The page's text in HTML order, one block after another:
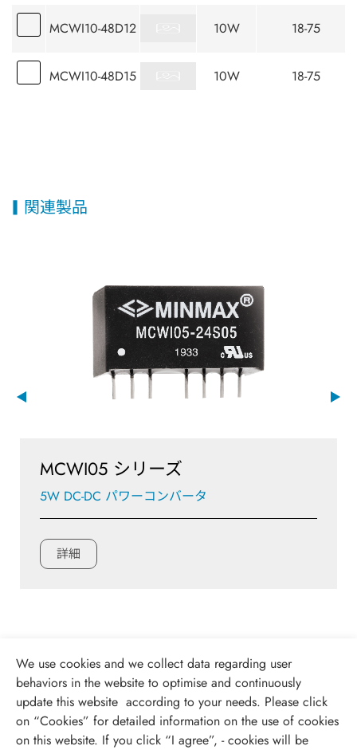
MCWI10-48D12 10W 18-75
MCWI10-48D15 10W 18-75
関連製品
MCWI05 シリーズ
5W DC-DC パワーコンバータ
詳細
We use cookies and we collect data regarding user
behaviors in the website to optimise and continuously
update this website according to your needs. Please click
on “Cookies” for detailed information on the use of cookies
on this website. If you click “I agree”, - cookies will be